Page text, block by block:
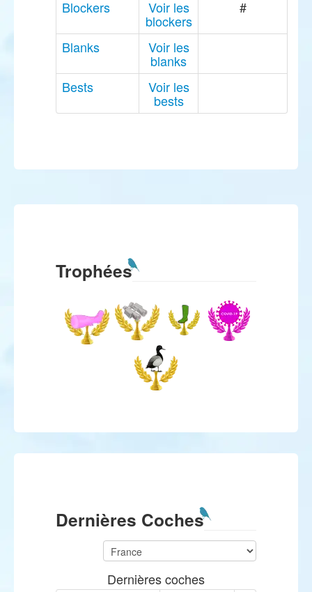
Blockers Voir les
blockers
#
Blanks Voir les
blanks
Bests
Voir les
bests
Trophées
Dernières Coches
Dernières coches